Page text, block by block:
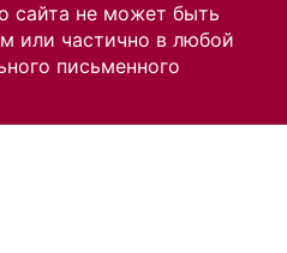
сайта не может быть
или частично в любой
письменного